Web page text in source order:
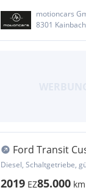
motioncars
8301 Kainbach
Ford Transit
Trend
Diesel, Schaltgetriebe,
2019 EZ85.000 km